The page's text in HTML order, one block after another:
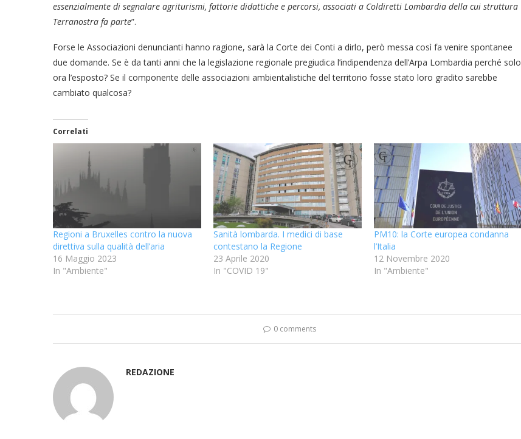
essenzialmente di segnalare agriturismi, fattorie didattiche e percorsi, associati a Coldiretti Lombardia della cui struttura
Terranostra fa parte”.
Forse le Associazioni denuncianti hanno ragione, sarà la Corte dei Conti a dirlo, però messa così fa venire spontanee
due domande. Se è da tanti anni che la legislazione regionale pregiudica l’indipendenza dell’Arpa Lombardia perché solo
ora l’esposto? Se il componente delle associazioni ambientalistiche del territorio fosse stato loro gradito sarebbe
cambiato qualcosa?
Correlati
Regioni a Bruxelles contro la nuova
direttiva sulla qualità dell’aria
16 Maggio 2023
In "Ambiente"
Sanità lombarda. I medici di base
contestano la Regione
23 Aprile 2020
In "COVID 19"
PM10: la Corte europea condanna
l’Italia
12 Novembre 2020
In "Ambiente"
0 comments
REDAZIONE